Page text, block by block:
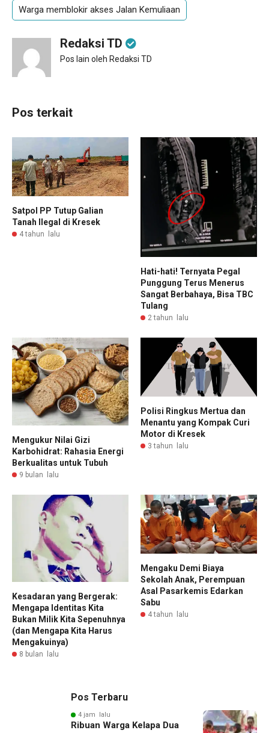
Warga memblokir akses Jalan Kemuliaan
Redaksi TD
Pos lain oleh Redaksi TD
Pos terkait
Satpol PP Tutup Galian
Tanah Ilegal di Kresek
4 tahun lalu
Hati-hati! Ternyata Pegal
Punggung Terus Menerus
Sangat Berbahaya, Bisa TBC
Tulang
2 tahun lalu
Mengukur Nilai Gizi
Karbohidrat: Rahasia Energi
Berkualitas untuk Tubuh
9 bulan lalu
Polisi Ringkus Mertua dan
Menantu yang Kompak Curi
Motor di Kresek
3 tahun lalu
Kesadaran yang Bergerak:
Mengapa Identitas Kita
Bukan Milik Kita Sepenuhnya
(dan Mengapa Kita Harus
Mengakuinya)
8 bulan lalu
Mengaku Demi Biaya
Sekolah Anak, Perempuan
Asal Pasarkemis Edarkan
Sabu
4 tahun lalu
Pos Terbaru
4 jam lalu
Ribuan Warga Kelapa Dua